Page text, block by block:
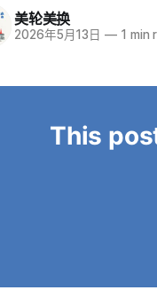
美轮美换
2026年5月13日 — 1 min
This